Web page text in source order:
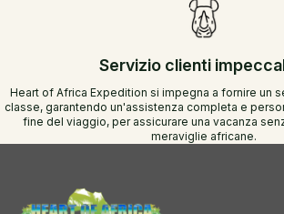
Servizio clienti
Heart of Africa Expedition si impegna a fornire un
classe, garantendo un'assistenza completa e
fine del viaggio, per assicurare una vacanza
meraviglie africane.